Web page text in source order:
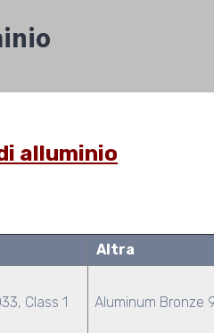
alluminio
Altra
Class 1 Aluminum Bronze